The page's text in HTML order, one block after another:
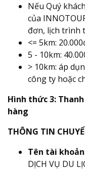
Nếu Quý
của
đơn, lịch trình
<= 5km:
5 - 10km:
> 10km: áp
công ty hoặc
Hình thức 3:
hàng
THÔNG TIN
Tên tài
DỊCH VỤ DU